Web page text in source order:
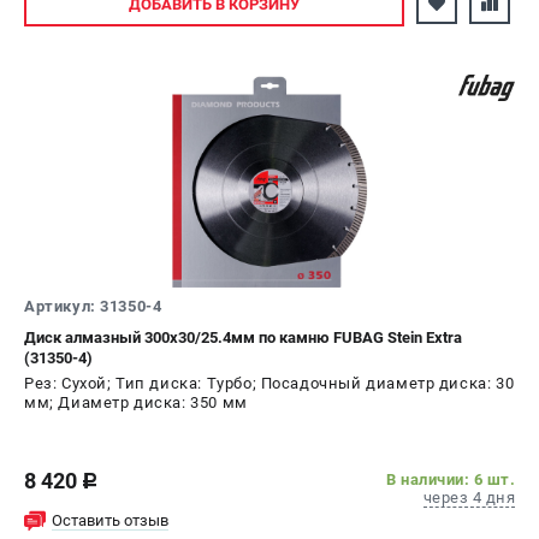
ДОБАВИТЬ В КОРЗИНУ
Артикул: 31350-4
Диск алмазный 300х30/25.4мм по камню FUBAG Stein Extra
(31350-4)
Рез: Сухой; Тип диска: Турбо; Посадочный диаметр диска: 30
мм; Диаметр диска: 350 мм
8 420 c
В наличии: 6 шт.
через 4 дня
Оставить отзыв